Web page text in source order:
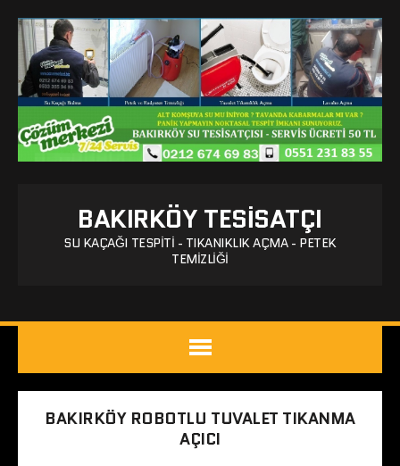
BAKIRKÖY TESISATÇI
SU KAÇAĞI TESPITI - TIKANIKLIK AÇMA - PETEK
TEMIZLIĞI
BAKIRKÖY ROBOTLU TUVALET TIKANMA
AÇICI